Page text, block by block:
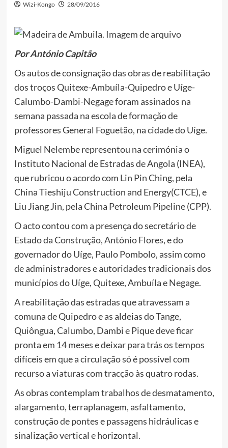
Wizi-Kongo 28/09/2016
Por António Capitão
Os autos de consignação das obras de reabilitação
dos troços Quitexe-Ambuíla-Quipedro e Uíge-
Calumbo-Dambi-Negage foram assinados na
semana passada na escola de formação de
professores General Foguetão, na cidade do Uíge.
Miguel Nelembe representou na cerimónia o
Instituto Nacional de Estradas de Angola (INEA),
que rubricou o acordo com Lin Pin Ching, pela
China Tieshiju Construction and Energy(CTCE), e
Liu Jiang Jin, pela China Petroleum Pipeline (CPP).
O acto contou com a presença do secretário de
Estado da Construção, António Flores, e do
governador do Uíge, Paulo Pombolo, assim como
de administradores e autoridades tradicionais dos
municípios do Uíge, Quitexe, Ambuíla e Negage.
A reabilitação das estradas que atravessam a
comuna de Quipedro e as aldeias do Tange,
Quiôngua, Calumbo, Dambi e Pique deve ficar
pronta em 14 meses e deixar para trás os tempos
difíceis em que a circulação só é possível com
recurso a viaturas com tracção às quatro rodas.
As obras contemplam trabalhos de desmatamento,
alargamento, terraplanagem, asfaltamento,
construção de pontes e passagens hidráulicas e
sinalização vertical e horizontal.